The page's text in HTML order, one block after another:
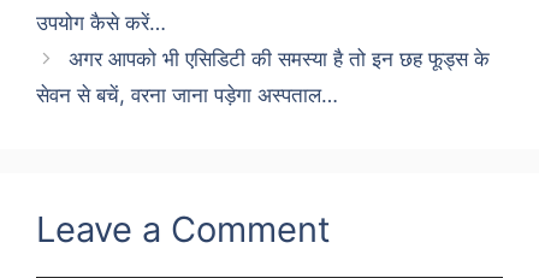
उपयोग कैसे करें…
अगर आपको भी एसिडिटी की समस्या है तो इन छह फूड्स के
सेवन से बचें, वरना जाना पड़ेगा अस्पताल…
Leave a Comment